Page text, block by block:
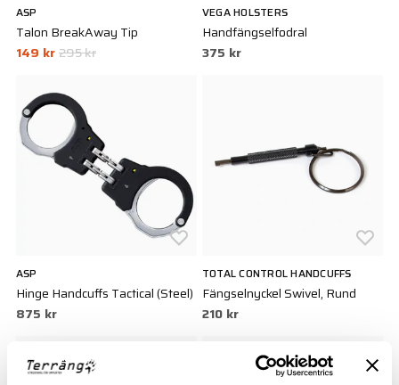
ASP
Talon BreakAway Tip
149 kr295 kr
VEGA HOLSTERS
Handfängselfodral
375 kr
ASP
Hinge Handcuffs Tactical (Steel)
875 kr
TOTAL CONTROL HANDCUFFS
Fängselnyckel Swivel, Rund
210 kr